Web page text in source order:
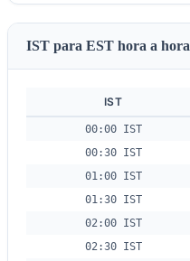
IST para EST hora a hora
IST
00:00 IST
00:30 IST
01:00 IST
01:30 IST
02:00 IST
02:30 IST